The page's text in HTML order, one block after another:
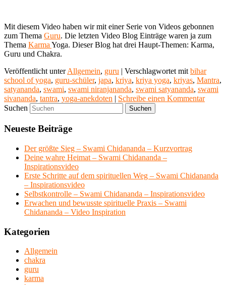
Mit diesem Video haben wir mit einer Serie von Videos gebonnen
zum Thema Guru. Die letzten Video Blog Einträge waren ja zum
Thema KarmaYoga. Dieser Blog hat drei Haupt-Themen: Karma,
Guru und Chakra.
Veröffentlicht unterAllgemein, guru | Verschlagwortet mit bihar
school of yoga, guru-schüler, japa, kriya, kriya yoga, kriyas, Mantra,
satyananda, swami, swami niranjananda, swami satyananda, swami
sivananda, tantra, yoga-anekdoten | Schreibe einen Kommentar
Suchen
Neueste Beiträge
Der größte Sieg – Swami Chidananda – Kurzvortrag
Deine wahre Heimat – Swami Chidananda –
Inspirationsvideo
Erste Schritte auf dem spirituellen Weg – Swami Chidananda
– Inspirationsvideo
Selbstkontrolle – Swami Chidananda – Inspirationsvideo
Erwachen und bewusste spirituelle Praxis – Swami
Chidananda – Video Inspiration
Kategorien
Allgemein
chakra
guru
karma